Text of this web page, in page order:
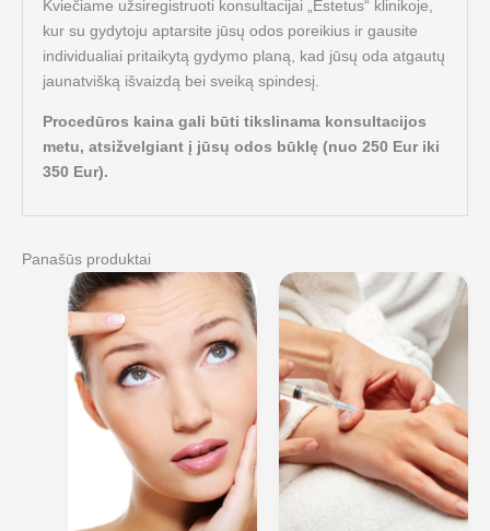
Kviečiame užsiregistruoti konsultacijai „Estetus“ klinikoje,
kur su gydytoju aptarsite jūsų odos poreikius ir gausite
individualiai pritaikytą gydymo planą, kad jūsų oda atgautų
jaunatvišką išvaizdą bei sveiką spindesį.
Procedūros kaina gali būti tikslinama konsultacijos
metu, atsižvelgiant į jūsų odos būklę (nuo 250 Eur iki
350 Eur).
Panašūs produktai